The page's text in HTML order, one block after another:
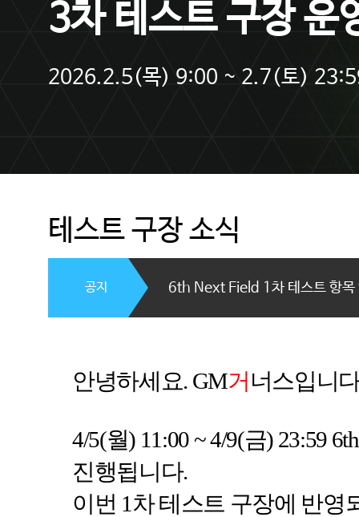
3차 테스트 구장 운
2026.2.5(목) 9:00 ~ 2.7(토)
테스트 구장 소식
6th Next Field 1차 테스트 항목
공지
안녕하세요. GM거 너스입니
4/5(월) 11:00 ~ 4/9(금) 23:59
진행됩니다.
이번 1 차 테스트 구장에 반영